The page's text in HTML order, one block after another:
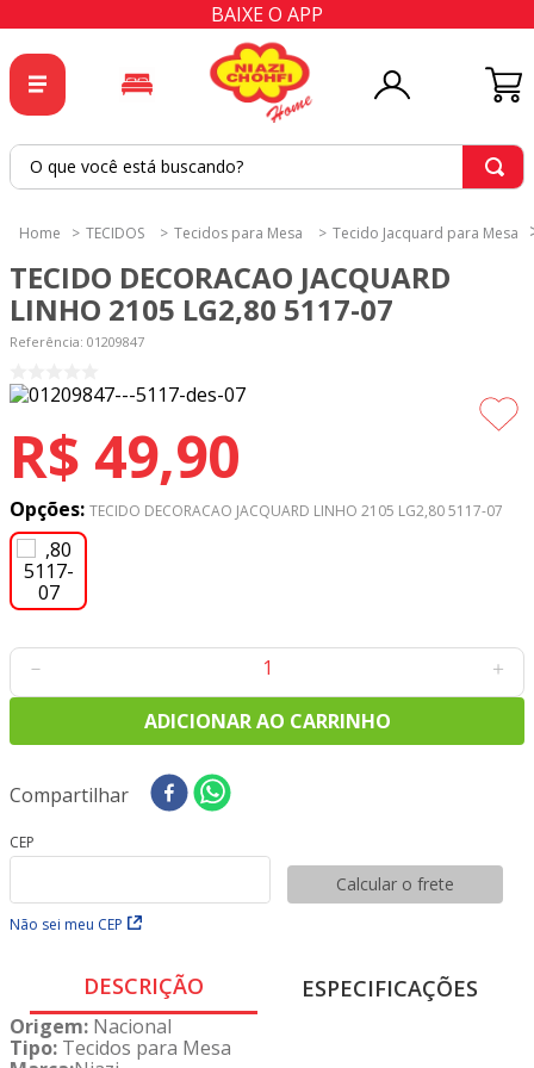
BAIXE O APP
O que você está buscando?
TECIDOS Tecidos para Mesa Tecido Jacquard para Mesa
TECIDO DECORACAO JACQUARD
LINHO 2105 LG2,80 5117-07
Referência: 01209847
R$ 49,90
Opções: TECIDO DECORACAO JACQUARD LINHO 2105 LG2,80 5117-07
＋
－
ADICIONAR AO CARRINHO
Compartilhar
CEP
Não sei meu CEP
Calcular o frete
DESCRIÇÃO ESPECIFICAÇÕES
Origem: Nacional
Tipo: Tecidos para Mesa
2º
tapete
cortina
6º
tecido tricoline
7º
percal
8
tecido oxford
9º